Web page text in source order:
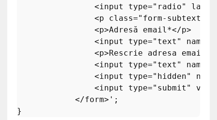
<input type="radio"
<p class="form-
                <p>Adresă email*</p>
<input type="text"
<p>Rescrie adresa
<input type="text"
<input type="hidden"
<input type="submit"
            </form>'
;